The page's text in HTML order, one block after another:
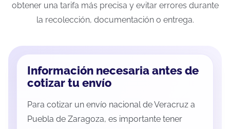
obtener una tarifa más precisa y evitar errores durante
la recolección, documentación o entrega.
Información necesaria antes de
cotizar tu envío
Para cotizar un envío nacional de Veracruz a
Puebla de Zaragoza, es importante tener